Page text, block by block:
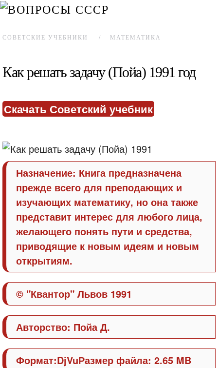
СОВЕТСКИЕ УЧЕБНИКИ МАТЕМАТИКА
Как решать задачу (Пойа) 1991 год
Скачать Советский учебник
Назначение: Книга предназначена
прежде всего для преподающих и
изучающих математику, но она также
представит интерес для любого лица,
желающего понять пути и средства,
приводящие к новым идеям и новым
открытиям.
© "Квантор" Львов 1991
Авторство: Пойа Д.
Формат:DjVuРазмер файла: 2.65 MB